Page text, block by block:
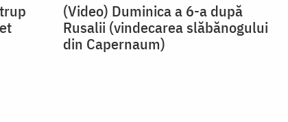
(Video) Duminica a 6-a după
Rusalii (vindecarea slăbănogului
din Capernaum)